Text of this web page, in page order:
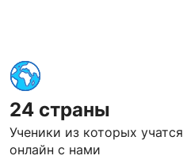
24 страны
Ученики из которых учатся
онлайн с нами